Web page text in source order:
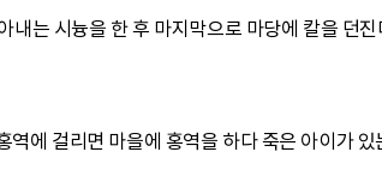
는 시늉을 한 후 마지막으로 마당에 칼을 던
에 걸리면 마을에 홍역을 하다 죽은 아이가